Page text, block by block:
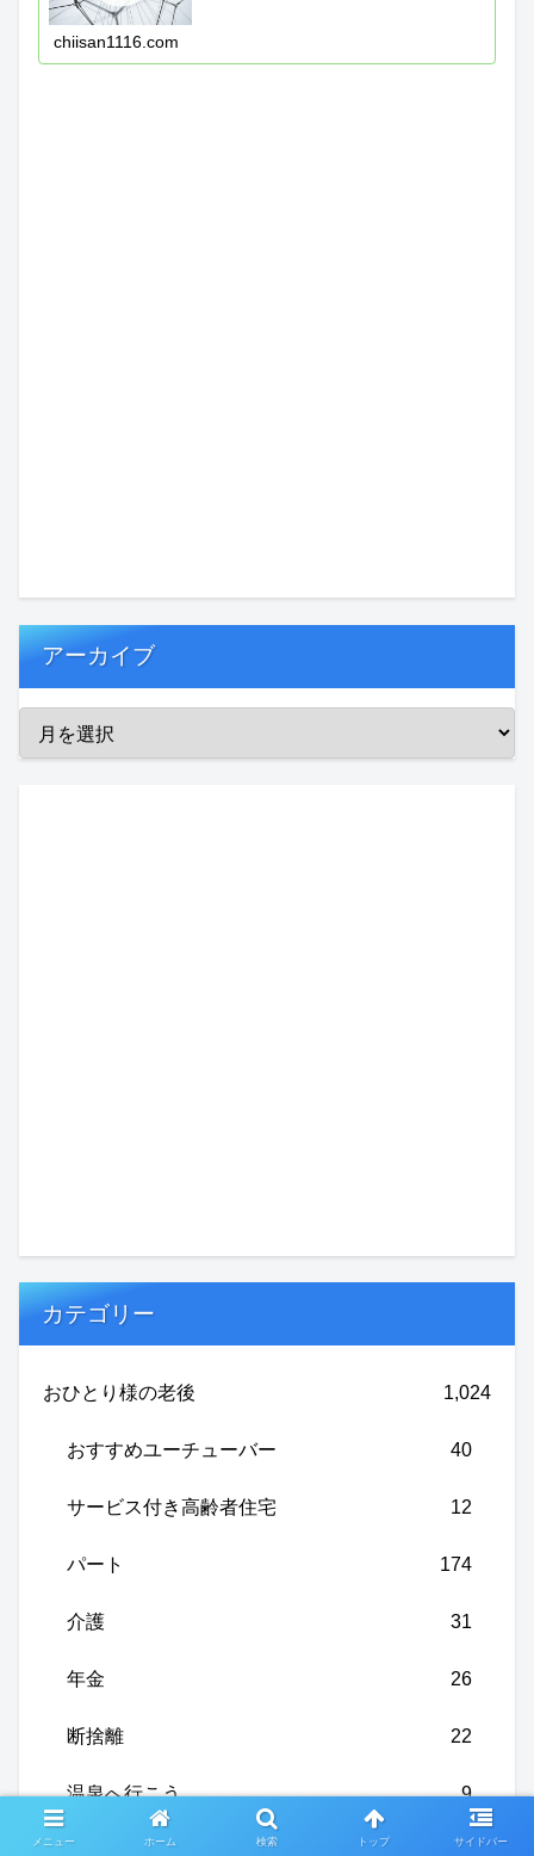
chiisan1116.com
アーカイブ
カテゴリー
おひとり様の老後 1,024
おすすめユーチューバー 40
サービス付き高齢者住宅 12
パート 174
介護 31
年金 26
断捨離 22
温泉へ行こう 9
私のイチオシ 137
メニュー ホーム 検索 トップ サイドバー